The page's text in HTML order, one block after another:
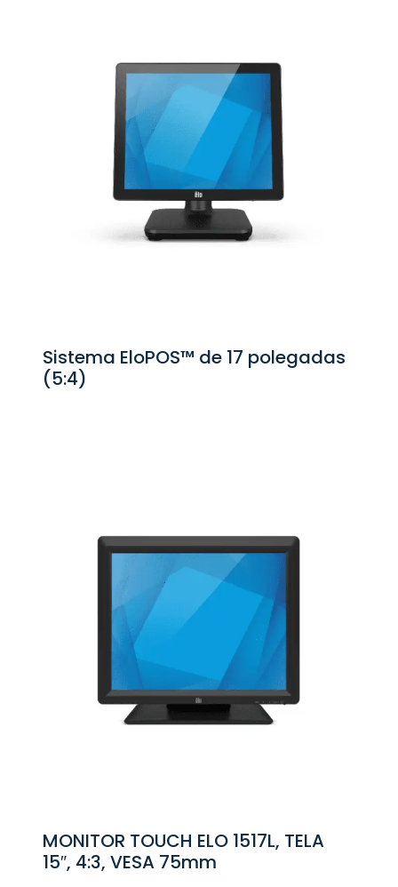
Sistema EloPOS™ de 17 polegadas
(5:4)
MONITOR TOUCH ELO 1517L, TELA
15″, 4:3, VESA 75mm